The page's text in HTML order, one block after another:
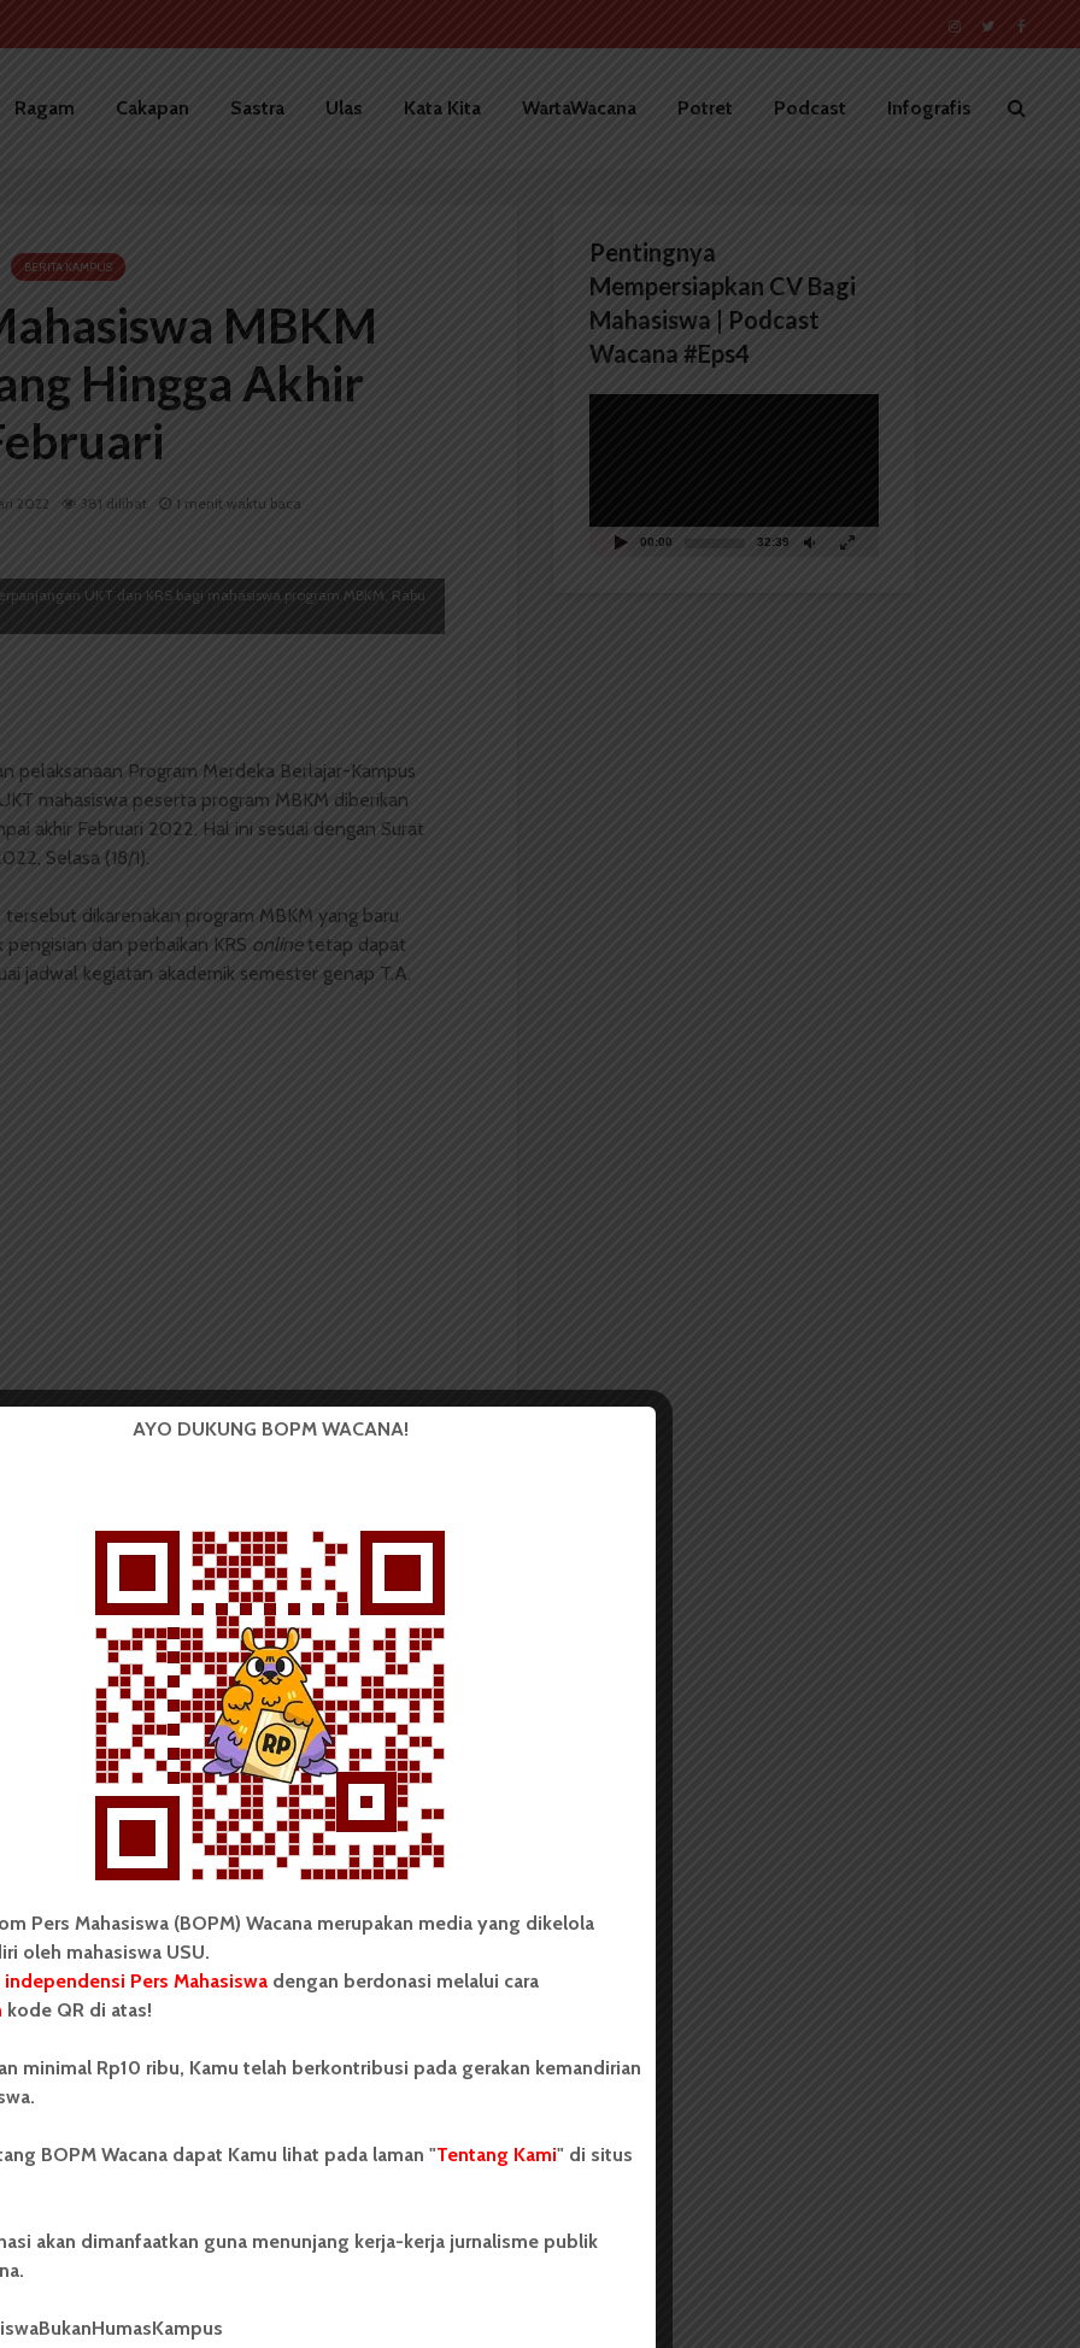
Ragam Cakapan Sastra Ulas Kata Kita WartaWacana Potret Podcast Infografis
BERITA KAMPUS
MBKM
Hingga Akhir
2022 381 dilihat 1 menit waktu baca
UKT dan KRS bagi mahasiswa program MBKM, Rabu
pelaksanaan Program Merdeka Berlajar-Kampus
mahasiswa peserta program MBKM diberikan
pai akhir Februari 2022. Hal ini sesuai dengan Surat
Selasa (18/1).
dikarenakan program MBKM yang baru
pengisian dan perbaikan KRS onlinetetap dapat
jadwal kegiatan akademik semester genap T.A.
2018 sekaligus peserta MBKM Valencia
pembayaran UKT untuk mahasiswa MBKM
disesuaikan dengan masa berakhirnya MBKM.
bisa lebih fokus untuk menyelesaikan kegiatan
SPP/UKT.
mahasiswa MBKM yang sedang repot mengikuti
periode, pasti tambahhectic,” ungkapnya,
mbkm usu
(BOPM) Wacana merupakan pers
di luar kampus dan dikelola secara mandiri oleh
Sumatera Utara (USU).
Pentingnya
Mempersiapkan CV Bagi
Mahasiswa | Podcast
Wacana #Eps4
00:00 32:39
AYO DUKUNG BOPM WACANA!
Pers Mahasiswa (BOPM) Wacana merupakan media yang dikelola
oleh mahasiswa USU.
Pers Mahasiswa dengan berdonasi melalui cara
kode QR di atas!
minimal Rp10 ribu, Kamu telah berkontribusi pada gerakan kemandirian
BOPM Wacana dapat Kamu lihat pada laman "Tentang Kami" di situs
akan dimanfaatkan guna menunjang kerja-kerja jurnalisme publik